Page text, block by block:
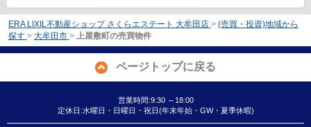
ERA LIXIL不動産ショップ さくらエステート 大牟田店 > (売買・投資)地域から
探す > 大牟田市 > 上屋敷町の売買物件
ページトップに戻る
営業時間:9:30 ～18:00
定休日:水曜日・日曜日・祝日(年末年始・GW・夏季休暇)